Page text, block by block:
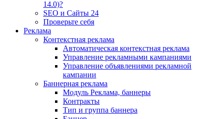
14.0)?
SEO и Сайты 24
Проверьте себя
Реклама
Контекстная реклама
Автоматическая контекстная реклама
Управление рекламными кампаниями
Управление объявлениями рекламной
кампании
Баннерная реклама
Модуль Реклама, баннеры
Контракты
Тип и группа баннера